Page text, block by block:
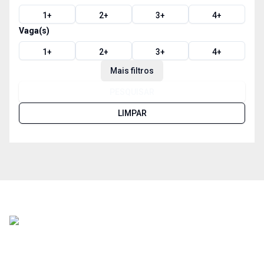
1+ 2+ 3+ 4+
Vaga(s)
1+ 2+ 3+ 4+
Mais filtros
LIMPAR